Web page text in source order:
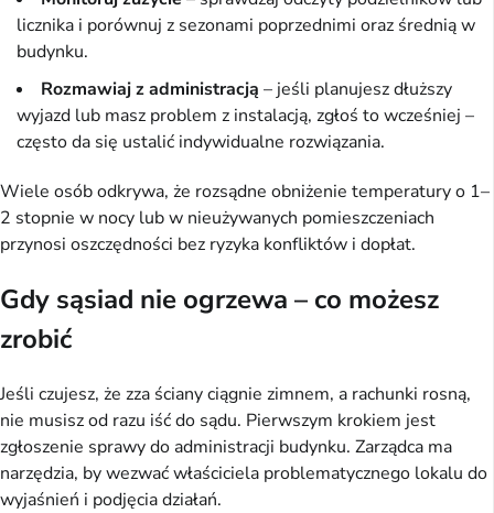
licznika i porównuj z sezonami poprzednimi oraz średnią w
budynku.
Rozmawiaj z administracją – jeśli planujesz dłuższy
wyjazd lub masz problem z instalacją, zgłoś to wcześniej –
często da się ustalić indywidualne rozwiązania.
Wiele osób odkrywa, że rozsądne obniżenie temperatury o 1–
2 stopnie w nocy lub w nieużywanych pomieszczeniach
przynosi oszczędności bez ryzyka konfliktów i dopłat.
Gdy sąsiad nie ogrzewa – co możesz
zrobić
Jeśli czujesz, że zza ściany ciągnie zimnem, a rachunki rosną,
nie musisz od razu iść do sądu. Pierwszym krokiem jest
zgłoszenie sprawy do administracji budynku. Zarządca ma
narzędzia, by wezwać właściciela problematycznego lokalu do
wyjaśnień i podjęcia działań.